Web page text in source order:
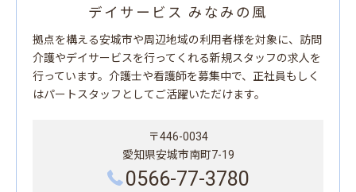
デイサービス みなみの風
拠点を構える安城市や周辺地域の利用者様を対象に、訪問
介護やデイサービスを行ってくれる新規スタッフの求人を
行っています。介護士や看護師を募集中で、正社員もしく
はパートスタッフとしてご活躍いただけます。
〒446-0034
愛知県安城市南町7-19
0566-77-3780